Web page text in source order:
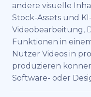
andere visuelle
Stock-Assets und
Videobearbeitung,
Funktionen in
Nutzer Videos in
produzieren
Software- oder